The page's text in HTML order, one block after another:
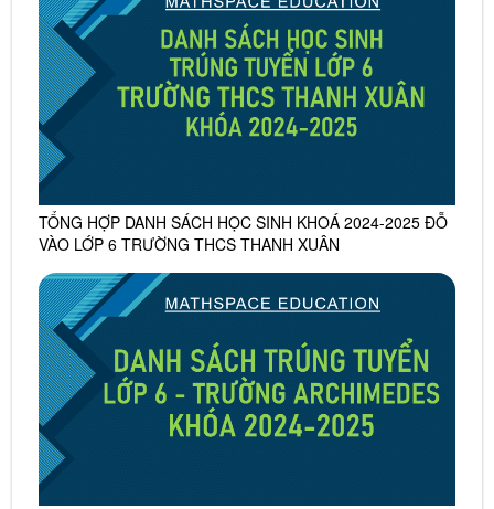
TỔNG HỢP DANH SÁCH HỌC SINH KHOÁ 2024-2025 ĐỖ
VÀO LỚP 6 TRƯỜNG THCS THANH XUÂN